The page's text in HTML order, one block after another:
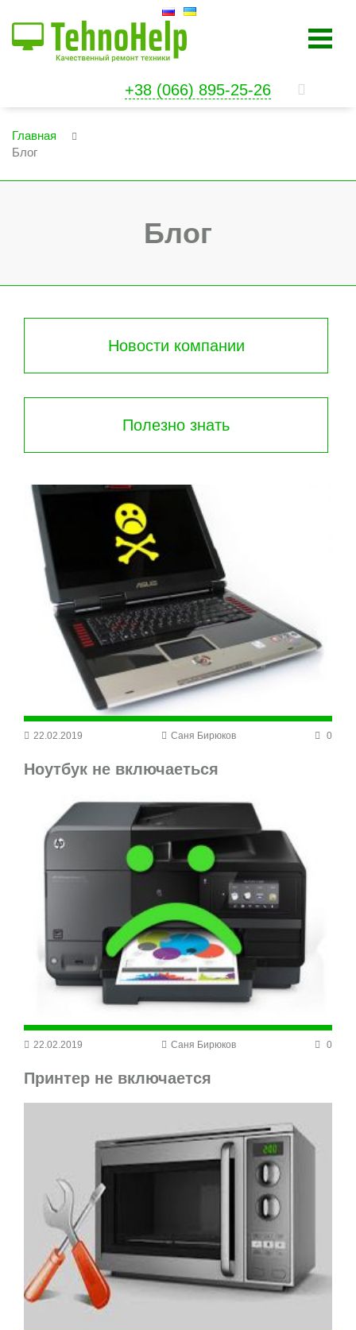
+38 (066) 895-25-26
Главная
Блог
Блог
Новости компании
Полезно знать
22.02.2019 Саня Бирюков 0
Ноутбук не включаеться
22.02.2019 Саня Бирюков 0
Принтер не включается